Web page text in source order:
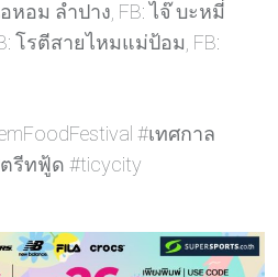
หอม ลำปาง, FB: ไจ๊ บะหมี่
โรตีสายไหมแม่ป้อม, FB:
#เทศกาล
รีทฟู้ด #ticycity